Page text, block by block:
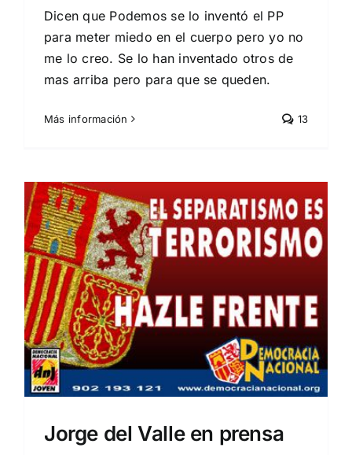
Dicen que Podemos se lo inventó el PP
para meter miedo en el cuerpo pero yo no
me lo creo. Se lo han inventado otros de
mas arriba pero para que se queden.
Más información 13
Jorge del Valle en prensa